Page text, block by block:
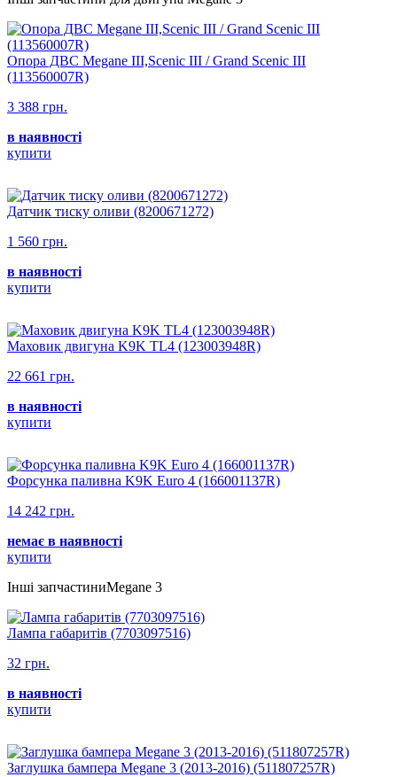
Опора ДВС Megane III,Scenic III / Grand Scenic III
(113560007R)
3 388 грн.
в наявності
купити
Датчик тиску оливи (8200671272)
1 560 грн.
в наявності
купити
Маховик двигуна K9K TL4 (123003948R)
22 661 грн.
в наявності
купити
Форсунка паливна K9K Euro 4 (166001137R)
14 242 грн.
немає в наявності
купити
Інші запчастиниMegane 3
Лампа габаритів (7703097516)
32 грн.
в наявності
купити
Заглушка бампера Megane 3 (2013-2016) (511807257R)